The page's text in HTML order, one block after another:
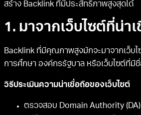
สร้าง Backlink ที่มีประสิทธิภาพสูงสุดได้
1. มาจากเว็บไซต์ที่น่า
Backlink ที่มีคุณภาพสูงมักจะมาจากเว็บไ
การศึกษา องค์กรรัฐบาล หรือเว็บไซต์ที่มี
วิธีประเมินความน่าเชื่อถือของเว็บไซต์
ตรวจสอบ Domain Authority